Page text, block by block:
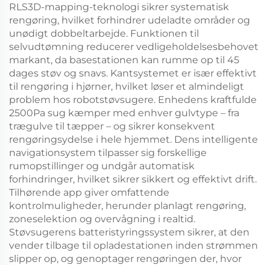
RLS3D-mapping-teknologi sikrer systematisk
rengøring, hvilket forhindrer udeladte områder og
unødigt dobbeltarbejde. Funktionen til
selvudtømning reducerer vedligeholdelsesbehovet
markant, da basestationen kan rumme op til 45
dages støv og snavs. Kantsystemet er især effektivt
til rengøring i hjørner, hvilket løser et almindeligt
problem hos robotstøvsugere. Enhedens kraftfulde
2500Pa sug kæmper med enhver gulvtype – fra
trægulve til tæpper – og sikrer konsekvent
rengøringsydelse i hele hjemmet. Dens intelligente
navigationsystem tilpasser sig forskellige
rumopstillinger og undgår automatisk
forhindringer, hvilket sikrer sikkert og effektivt drift.
Tilhørende app giver omfattende
kontrolmuligheder, herunder planlagt rengøring,
zoneselektion og overvågning i realtid.
Støvsugerens batteristyringssystem sikrer, at den
vender tilbage til opladestationen inden strømmen
slipper op, og genoptager rengøringen der, hvor